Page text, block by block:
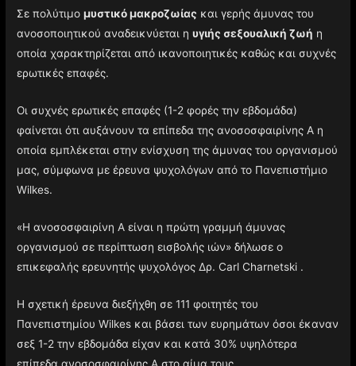
Σε πολύτιμομυστικό μακροζωίας και γερής άμυνας του
ανοσοποιητικού αναδεικνύεται ηυγιής σεξουαλική ζωή η
οποία χαρακτηρίζεται από ικανοποιητικές καθώς και συχνές
ερωτικές επαφές.
Οι συχνές ερωτικές επαφές (1-2 φορές την εβδομάδα)
φαίνεται ότι αυξάνουν τα επίπεδα της ανοσοσφαιρίνης Α η
οποία εμπλέκεται στην ενίσχυση της άμυνας του οργανισμού
μας, σύμφωνα με έρευνα ψυχολόγων από το Πανεπιστήμιο
Wilkes.
«Η ανοσοσφαιρίνη Α είναι η πρώτη γραμμή άμυνας
οργανισμού σε περίπτωση εισβολής ιών» δήλωσε ο
επικεφαλής ερευνητής ψυχολόγος Δρ. Carl Charnetski .
Η σχετική έρευνα διεξήχθη σε 111 φοιτητές του
Πανεπιστημίου Wilkes και βάσει των ευρημάτων όσοι έκαναν
σεξ 1-2 την εβδομάδα είχαν και κατά 30% υψηλότερα